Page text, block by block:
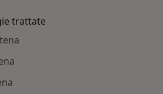
trattate